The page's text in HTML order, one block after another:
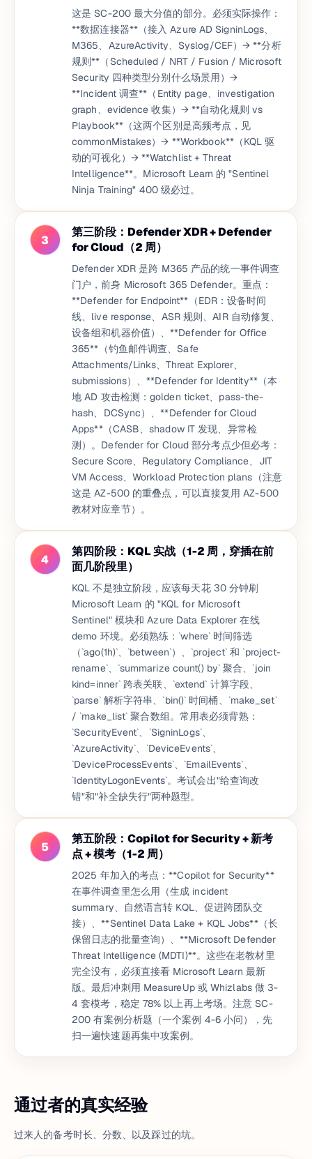
这是 SC-200 最大分值的部分。必须实际操作：
**数据连接器**（接入 Azure AD SigninLogs、
M365、AzureActivity、Syslog/CEF）→ **分析
规则**（Scheduled / NRT / Fusion / Microsoft
Security 四种类型分别什么场景用）→
**Incident 调查**（Entity page、investigation
graph、evidence 收集）→ **自动化规则 vs
Playbook**（这两个区别是高频考点，见
commonMistakes）→ **Workbook**（KQL 驱
动的可视化）→ **Watchlist + Threat
Intelligence**。Microsoft Learn 的 "Sentinel
Ninja Training" 400 级必过。
3
第三阶段：Defender XDR + Defender
for Cloud（2 周）
Defender XDR 是跨 M365 产品的统一事件调查
门户，前身 Microsoft 365 Defender。重点：
**Defender for Endpoint**（EDR：设备时间
线、live response、ASR 规则、AIR 自动修复、
设备组和机器价值）、**Defender for Office
365**（钓鱼邮件调查、Safe
Attachments/Links、Threat Explorer、
submissions）、**Defender for Identity**（本
地 AD 攻击检测：golden ticket、pass-the-
hash、DCSync）、**Defender for Cloud
Apps**（CASB、shadow IT 发现、异常检
测）。Defender for Cloud 部分考点少但必考：
Secure Score、Regulatory Compliance、JIT
VM Access、Workload Protection plans（注意
这是 AZ-500 的重叠点，可以直接复用 AZ-500
教材对应章节）。
4
第四阶段：KQL 实战（1-2 周，穿插在前
面几阶段里）
KQL 不是独立阶段，应该每天花 30 分钟刷
Microsoft Learn 的 "KQL for Microsoft
Sentinel" 模块和 Azure Data Explorer 在线
demo 环境。必须熟练：`where` 时间筛选
（`ago(1h)`、`between`）、`project` 和 `project-
rename`、`summarize count() by` 聚合、`join
kind=inner` 跨表关联、`extend` 计算字段、
`parse` 解析字符串、`bin()` 时间桶、`make_set`
/ `make_list` 聚合数组。常用表必须背熟：
`SecurityEvent`、`SigninLogs`、
`AzureActivity`、`DeviceEvents`、
`DeviceProcessEvents`、`EmailEvents`、
`IdentityLogonEvents`。考试会出"给查询改
错"和"补全缺失行"两种题型。
5
第五阶段：Copilot for Security + 新考
点 + 模考（1-2 周）
2025 年加入的考点：**Copilot for Security**
在事件调查里怎么用（生成 incident
summary、自然语言转 KQL、促进跨团队交
接）、**Sentinel Data Lake + KQL Jobs**（长
保留日志的批量查询）、**Microsoft Defender
Threat Intelligence (MDTI)**。这些在老教材里
完全没有，必须直接看 Microsoft Learn 最新
版。最后冲刺用 MeasureUp 或 Whizlabs 做 3-
4 套模考，稳定 78% 以上再上考场。注意 SC-
200 有案例分析题（一个案例 4-6 小问），先
扫一遍快速题再集中攻案例。
通过者的真实经验
过来人的备考时长、分数、以及踩过的坑。